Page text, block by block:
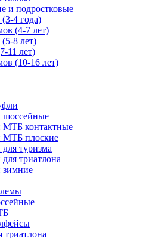
и подростковые
4 года)
(4-7 лет)
8 лет)
11 лет)
(10-16 лет)
шоссейные
МТБ контактные
МТБ плоские
туризма
триатлона
зимние